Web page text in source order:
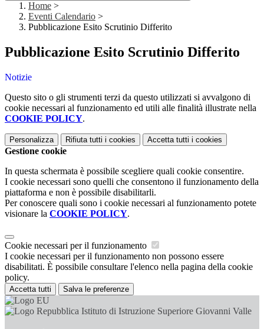
Home >
Eventi Calendario >
Pubblicazione Esito Scrutinio Differito
Pubblicazione Esito Scrutinio Differito
Notizie
Questo sito o gli strumenti terzi da questo utilizzati si avvalgono di
cookie necessari al funzionamento ed utili alle finalità illustrate nella
COOKIE POLICY.
Personalizza Rifiuta tutti i cookies Accetta tutti i cookies
Gestione cookie
In questa schermata è possibile scegliere quali cookie consentire.
I cookie necessari sono quelli che consentono il funzionamento della
piattaforma e non è possibile disabilitarli.
Per conoscere quali sono i cookie necessari al funzionamento potete
visionare la COOKIE POLICY.
Cookie necessari per il funzionamento
I cookie necessari per il funzionamento non possono essere
disabilitati. È possibile consultare l'elenco nella pagina della cookie
policy.
Accetta tutti Salva le preferenze
Istituto di Istruzione Superiore Giovanni Valle